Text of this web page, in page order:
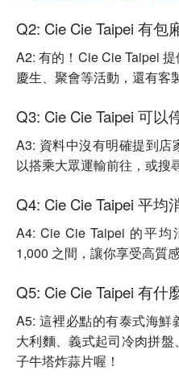
Q2: Cie Cie Taipei 有包
A2: 有的！Cie Cie Taipei
慶生、聚會等活動，還有客
Q3: Cie Cie Taipei 可以
A3: 資料中沒有明確提到
以搭乘大眾運輸前往，或搜
Q4: Cie Cie Taipei 平均
A4: Cie Cie Taipei 的平
1,000 之間，讓你享受高質
Q5: Cie Cie Taipei 有什
A5: 這裡必點的有泰式海
大利麵、義式起司冷肉拼
子牛塔炸蒜片喔！